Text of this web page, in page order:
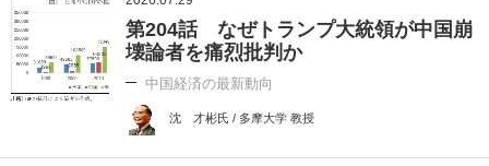
第204話 なぜトランプ大統領が中国崩
壊論者を痛烈批判か
中国経済の最新動向
沈 才彬氏 / 多摩大学 教授